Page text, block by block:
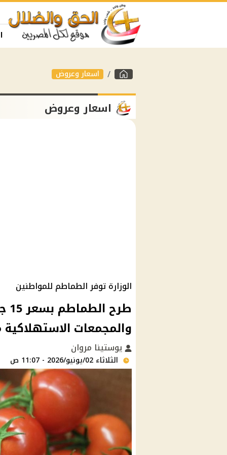
اسعار وعروض
اسعار وعروض
الوزارة توفر الطماطم للمواطنين
والمجمعات الاستهلاكية
يوستينا مروان
الثلاثاء 02/يونيو/2026 - 11:07 ص